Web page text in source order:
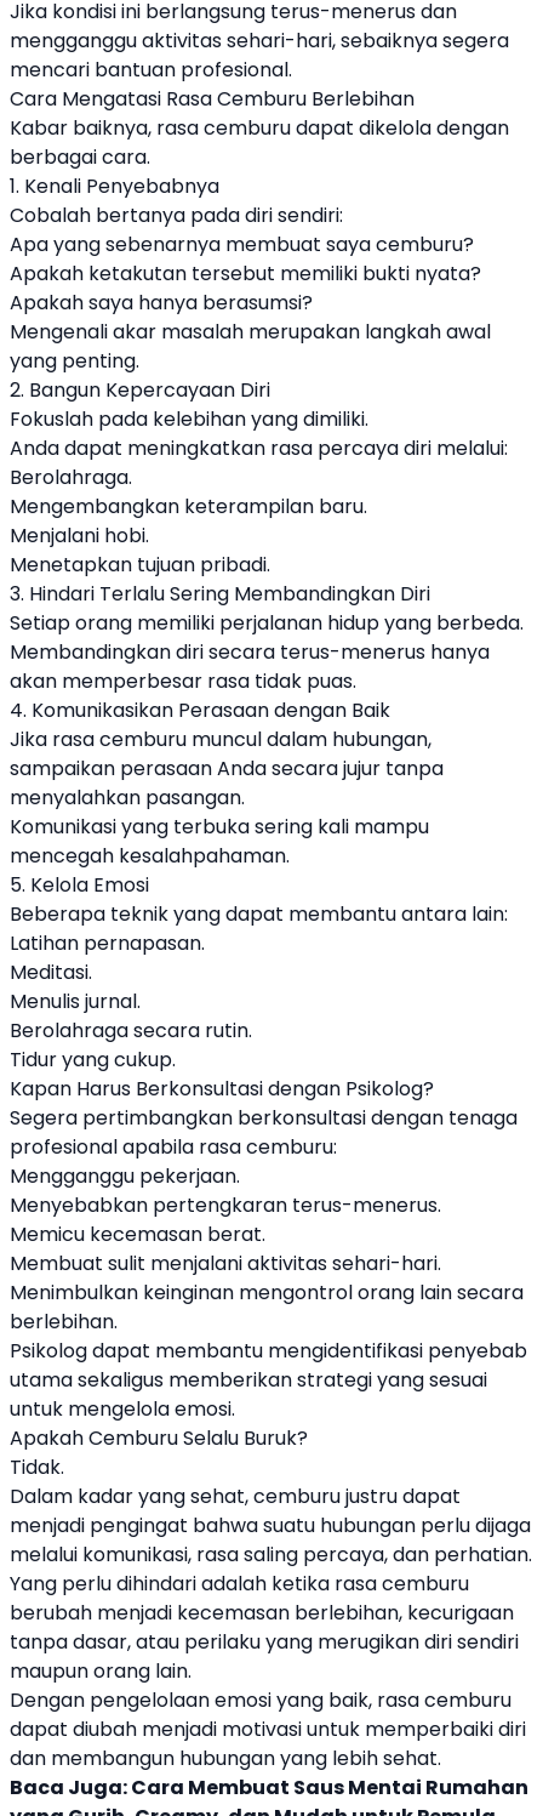
Jika kondisi ini berlangsung terus-menerus dan
mengganggu aktivitas sehari-hari, sebaiknya segera
mencari bantuan profesional.
Cara Mengatasi Rasa Cemburu Berlebihan
Kabar baiknya, rasa cemburu dapat dikelola dengan
berbagai cara.
1. Kenali Penyebabnya
Cobalah bertanya pada diri sendiri:
Apa yang sebenarnya membuat saya cemburu?
Apakah ketakutan tersebut memiliki bukti nyata?
Apakah saya hanya berasumsi?
Mengenali akar masalah merupakan langkah awal
yang penting.
2. Bangun Kepercayaan Diri
Fokuslah pada kelebihan yang dimiliki.
Anda dapat meningkatkan rasa percaya diri melalui:
Berolahraga.
Mengembangkan keterampilan baru.
Menjalani hobi.
Menetapkan tujuan pribadi.
3. Hindari Terlalu Sering Membandingkan Diri
Setiap orang memiliki perjalanan hidup yang berbeda.
Membandingkan diri secara terus-menerus hanya
akan memperbesar rasa tidak puas.
4. Komunikasikan Perasaan dengan Baik
Jika rasa cemburu muncul dalam hubungan,
sampaikan perasaan Anda secara jujur tanpa
menyalahkan pasangan.
Komunikasi yang terbuka sering kali mampu
mencegah kesalahpahaman.
5. Kelola Emosi
Beberapa teknik yang dapat membantu antara lain:
Latihan pernapasan.
Meditasi.
Menulis jurnal.
Berolahraga secara rutin.
Tidur yang cukup.
Kapan Harus Berkonsultasi dengan Psikolog?
Segera pertimbangkan berkonsultasi dengan tenaga
profesional apabila rasa cemburu:
Mengganggu pekerjaan.
Menyebabkan pertengkaran terus-menerus.
Memicu kecemasan berat.
Membuat sulit menjalani aktivitas sehari-hari.
Menimbulkan keinginan mengontrol orang lain secara
berlebihan.
Psikolog dapat membantu mengidentifikasi penyebab
utama sekaligus memberikan strategi yang sesuai
untuk mengelola emosi.
Apakah Cemburu Selalu Buruk?
Tidak.
Dalam kadar yang sehat, cemburu justru dapat
menjadi pengingat bahwa suatu hubungan perlu dijaga
melalui komunikasi, rasa saling percaya, dan perhatian.
Yang perlu dihindari adalah ketika rasa cemburu
berubah menjadi kecemasan berlebihan, kecurigaan
tanpa dasar, atau perilaku yang merugikan diri sendiri
maupun orang lain.
Dengan pengelolaan emosi yang baik, rasa cemburu
dapat diubah menjadi motivasi untuk memperbaiki diri
dan membangun hubungan yang lebih sehat.
Baca Juga:Cara Membuat Saus Mentai Rumahan